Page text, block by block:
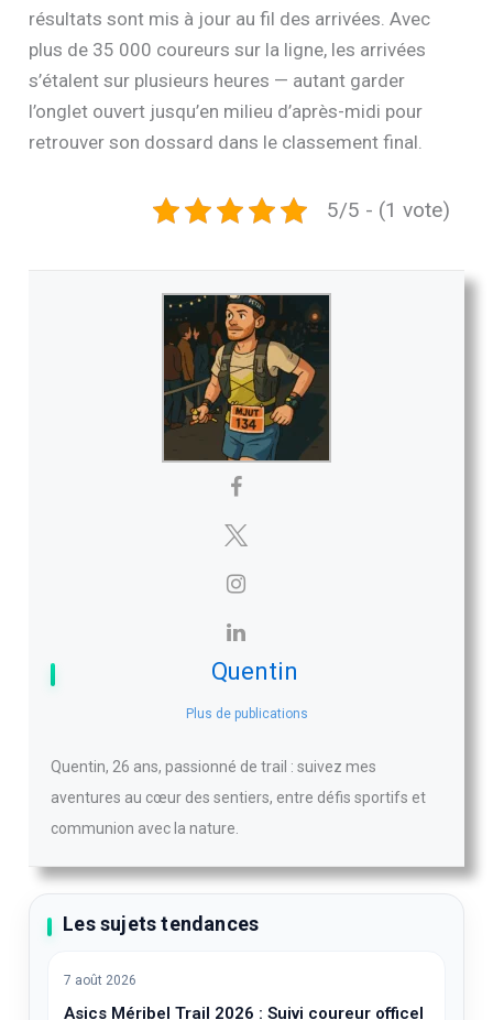
résultats sont mis à jour au fil des arrivées. Avec
plus de 35 000 coureurs sur la ligne, les arrivées
s’étalent sur plusieurs heures — autant garder
l’onglet ouvert jusqu’en milieu d’après-midi pour
retrouver son dossard dans le classement final.
5/5 - (1 vote)
Quentin
Plus de publications
Quentin, 26 ans, passionné de trail : suivez mes
aventures au cœur des sentiers, entre défis sportifs et
communion avec la nature.
Les sujets tendances
7 août 2026
Asics Méribel Trail 2026 : Suivi coureur officel